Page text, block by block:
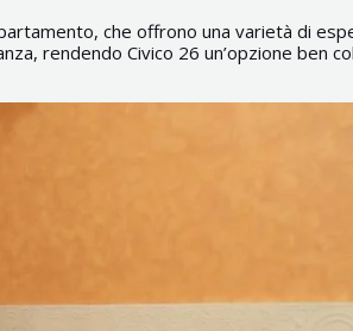
che offrono una varietà di
rendendo Civico 26 un’opzione ben